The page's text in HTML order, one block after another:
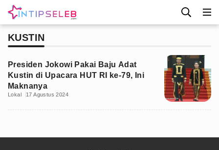
KUSTIN
Presiden Jokowi Pakai Baju Adat
Kustin di Upacara HUT RI ke-79, Ini
Maknanya
Lokal 17 Agustus 2024